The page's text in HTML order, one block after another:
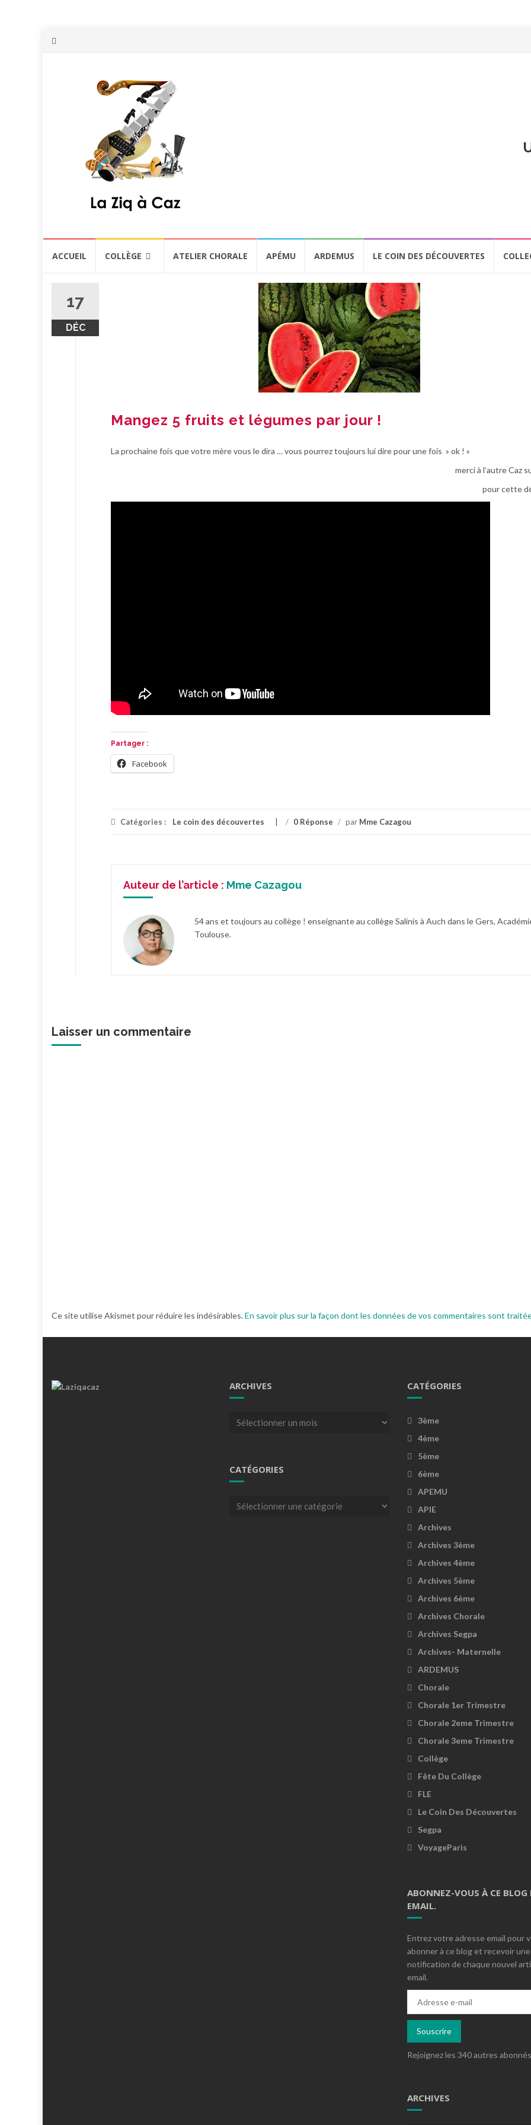
ACCUEIL COLLÈGE ATELIER CHORALE APÉMU ARDEMUS LE COIN DES DÉCOUVERTES
17
DÉC
Mangez 5 fruits et légumes par jour !
La prochaine fois que votre mère vous le dira … vous pourrez toujours lui dire pour une fois » ok ! »
merci à l’autre Caz
pour cette
Partager :
Facebook
Catégories : Le coin des découvertes / 0 Réponse / par Mme Cazagou
Auteur de l’article : Mme Cazagou
54 ans et toujours au collège ! enseignante au collège Salinis à Auch dans le Gers,
Toulouse.
Laisser un commentaire
Ce site utilise Akismet pour réduire les indésirables.En savoir plus sur la façon dont les données de vos commentaires sont
ARCHIVES
Archives
CATÉGORIES
Catégories
CATÉGORIES
3ème
4ème
5ème
6ème
APEMU
APIE
Archives
Archives 3ème
Archives 4ème
Archives 5ème
Archives 6ème
Archives Chorale
Archives Segpa
Archives- Maternelle
ARDEMUS
Chorale
Chorale 1er Trimestre
Chorale 2eme Trimestre
Chorale 3eme Trimestre
Collège
Fête Du Collège
FLE
Le Coin Des Découvertes
Segpa
VoyageParis
ABONNEZ-VOUS À CE BLOG
EMAIL.
Entrez votre adresse email pour
abonner à ce blog et recevoir une
notification de chaque nouvel
email.
mail
Souscrire
Rejoignez les 340 autres abonnés
ARCHIVES